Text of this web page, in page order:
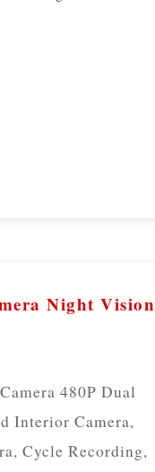
Night Vision
480P Dual
Interior Camera,
Cycle Recording,